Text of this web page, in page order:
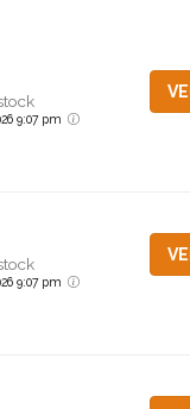
9:07 pm
9:07 pm